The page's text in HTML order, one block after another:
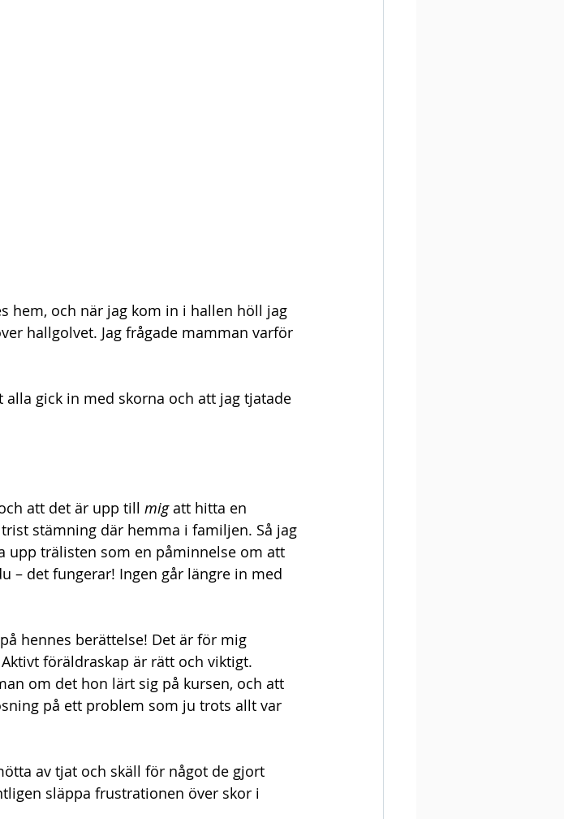
hem, och när jag kom in i hallen höll jag
hallgolvet. Jag frågade mamman varför
gick in med skorna och att jag tjatade
att det är upp till mig att hitta en
stämning där hemma i familjen. Så jag
upp trälisten som en påminnelse om att
– det fungerar! Ingen går längre in med
hennes berättelse! Det är för mig
föräldraskap är rätt och viktigt.
om det hon lärt sig på kursen, och att
på ett problem som ju trots allt var
av tjat och skäll för något de gjort
släppa frustrationen över skor i